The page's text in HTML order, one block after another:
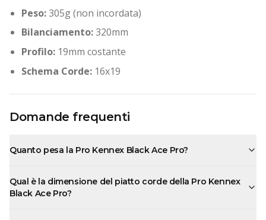
Peso:305g (non incordata)
Bilanciamento:320mm
Profilo: 19mm costante
Schema Corde: 16x19
Domande frequenti
Quanto pesa la Pro Kennex Black Ace Pro?
Qual è la dimensione del piatto corde della Pro Kennex
Black Ace Pro?